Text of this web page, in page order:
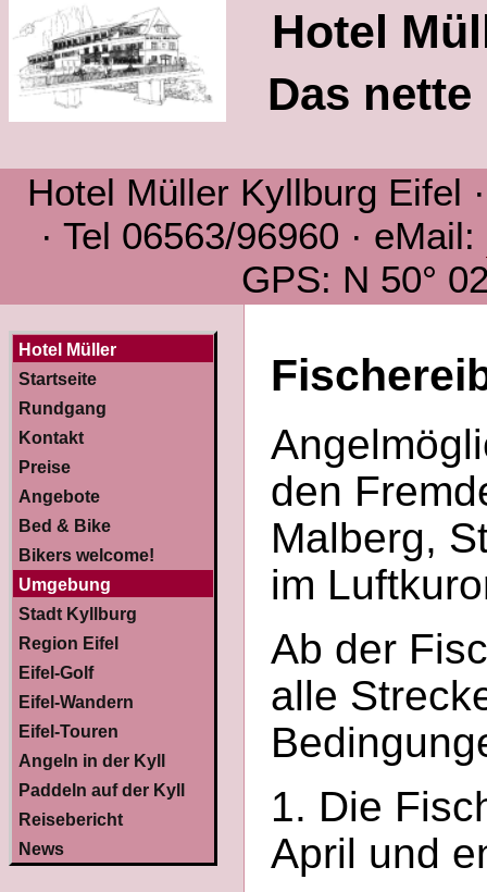
Hotel
Das
Hotel Müller Kyllburg Eifel
· Tel 06563/96960 · eMail:
GPS: N 50°
Hotel Müller
Startseite
Rundgang
Kontakt
Preise
Angebote
Bed & Bike
Bikers welcome!
Umgebung
Stadt Kyllburg
Region Eifel
Eifel-Golf
Eifel-Wandern
Eifel-Touren
Angeln in der Kyll
Paddeln auf der Kyll
Reisebericht
News
den
Malberg,
im
Ab der
alle
1. Die
April und